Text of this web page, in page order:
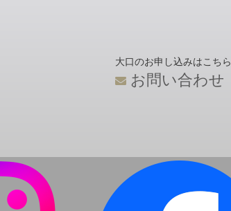
大口のお申し込みはこちら
お問い合わせ